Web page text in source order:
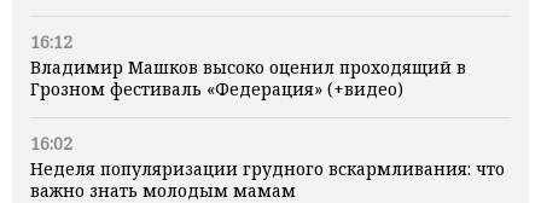
16:12
Владимир Машков высоко оценил проходящий в
Грозном фестиваль «Федерация» (+видео)
16:02
Неделя популяризации грудного вскармливания: что
важно знать молодым мамам